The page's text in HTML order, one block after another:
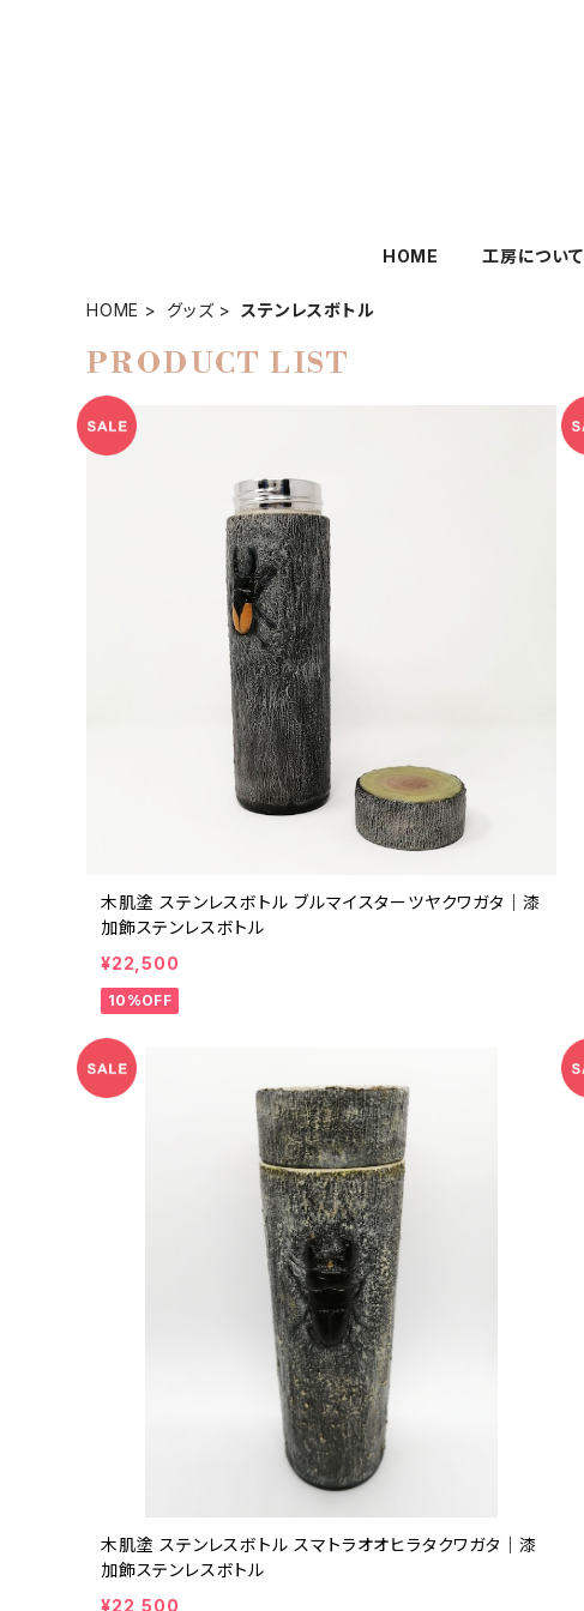
HOME 工房について
HOME グッズ ステンレスボトル
PRODUCT LIST
木肌塗 ステンレスボトル ブルマイスターツヤクワガタ｜漆
加飾ステンレスボトル
¥22,500
10%OFF
木肌塗 ステンレスボトル スマトラオオヒラタクワガタ｜漆
加飾ステンレスボトル
¥22,500